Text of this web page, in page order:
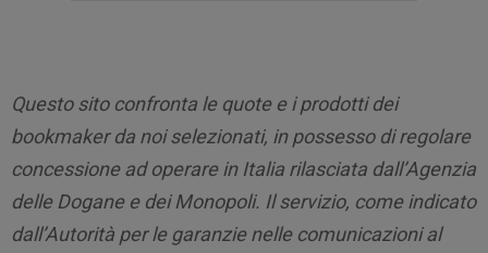
Questo sito confronta le quote e i prodotti dei
bookmaker da noi selezionati, in possesso di regolare
concessione ad operare in Italia rilasciata dall’Agenzia
delle Dogane e dei Monopoli. Il servizio, come indicato
dall’Autorità per le garanzie nelle comunicazioni al